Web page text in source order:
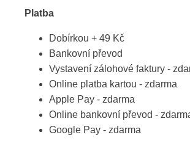
Platba
Dobírkou + 49 Kč
Bankovní převod
Vystavení zálohové faktury -
Online platba kartou - zdarma
Apple Pay - zdarma
Online bankovní převod -
Google Pay - zdarma